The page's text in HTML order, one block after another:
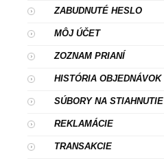
ZABUDNUTÉ HESLO
MÔJ ÚČET
ZOZNAM PRIANÍ
HISTÓRIA OBJEDNÁVOK
SÚBORY NA STIAHNUTIE
REKLAMÁCIE
TRANSAKCIE